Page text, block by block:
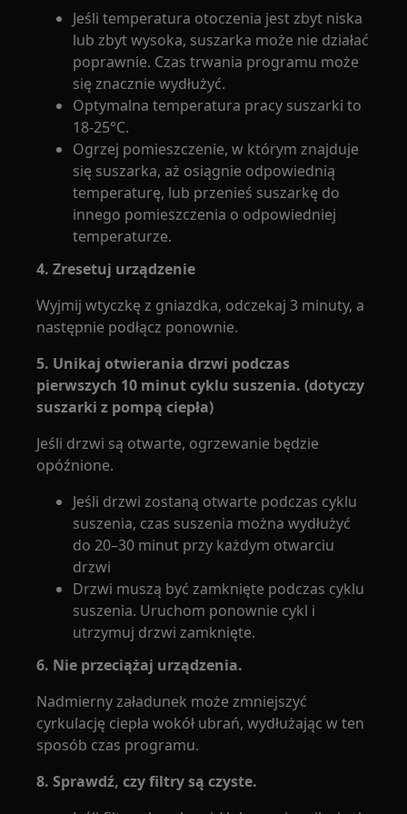
Jeśli temperatura otoczenia jest zbyt niska
lub zbyt wysoka, suszarka może nie działać
poprawnie. Czas trwania programu może
się znacznie wydłużyć.
Optymalna temperatura pracy suszarki to
18-25°C.
Ogrzej pomieszczenie, w którym znajduje
się suszarka, aż osiągnie odpowiednią
temperaturę, lub przenieś suszarkę do
innego pomieszczenia o odpowiedniej
temperaturze.
4. Zresetuj urządzenie
Wyjmij wtyczkę z gniazdka, odczekaj 3 minuty, a
następnie podłącz ponownie.
5. Unikaj otwierania drzwi podczas
pierwszych 10 minut cyklu suszenia. (dotyczy
suszarki z pompą ciepła)
Jeśli drzwi są otwarte, ogrzewanie będzie
opóźnione.
Jeśli drzwi zostaną otwarte podczas cyklu
suszenia, czas suszenia można wydłużyć
do 20–30 minut przy każdym otwarciu
drzwi
Drzwi muszą być zamknięte podczas cyklu
suszenia. Uruchom ponownie cykl i
utrzymuj drzwi zamknięte.
6. Nie przeciążaj urządzenia.
Nadmierny załadunek może zmniejszyć
cyrkulację ciepła wokół ubrań, wydłużając w ten
sposób czas programu.
8. Sprawdź, czy filtry są czyste.